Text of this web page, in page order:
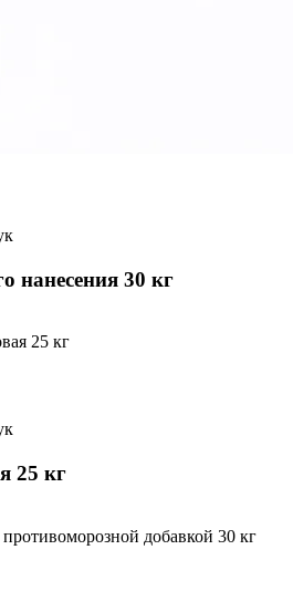
нанесения 30 кг
25 кг